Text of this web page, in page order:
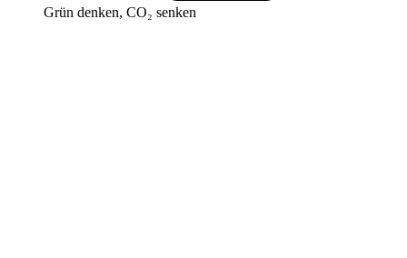
Grün denken, CO₂ senken